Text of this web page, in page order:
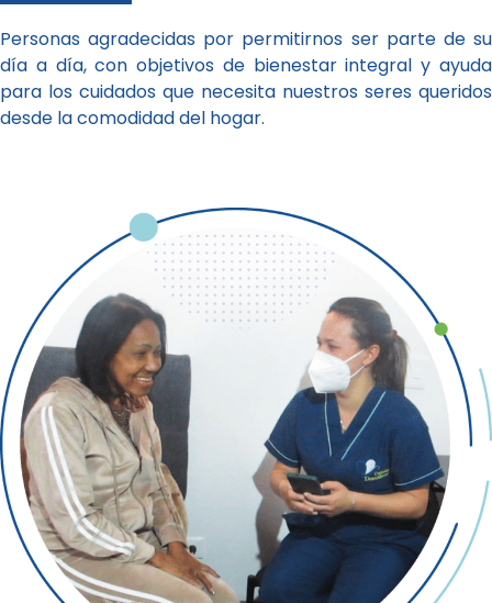
Personas agradecidas por permitirnos ser parte de su
día a día, con objetivos de bienestar integral y ayuda
para los cuidados que necesita nuestros seres queridos
desde la comodidad del hogar.